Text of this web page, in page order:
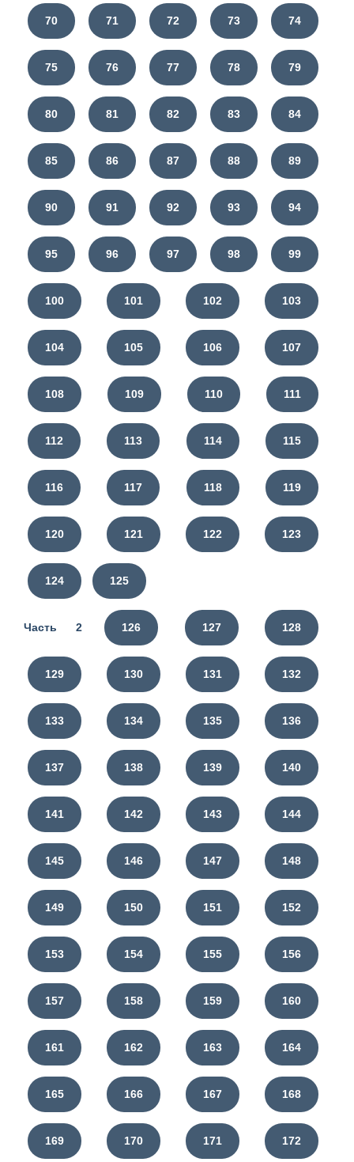
70 71 72 73 74
75 76 77 78 79
80 81 82 83 84
85 86 87 88 89
90 91 92 93 94
95 96 97 98 99
100 101 102 103
104 105 106 107
108 109 110 111
112 113 114 115
116 117 118 119
120 121 122 123
124 125
Часть 2 126 127 128
129 130 131 132
133 134 135 136
137 138 139 140
141 142 143 144
145 146 147 148
149 150 151 152
153 154 155 156
157 158 159 160
161 162 163 164
165 166 167 168
169 170 171 172